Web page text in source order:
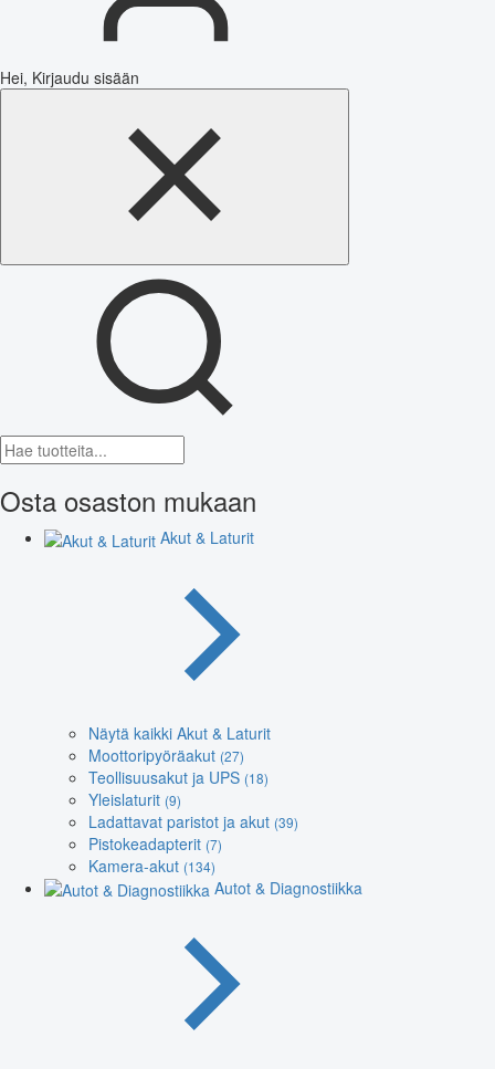
Hei, Kirjaudu sisään
Osta osaston mukaan
Akut & Laturit
Näytä kaikki Akut & Laturit
Moottoripyöräakut (27)
Teollisuusakut ja UPS (18)
Yleislaturit (9)
Ladattavat paristot ja akut (39)
Pistokeadapterit (7)
Kamera-akut (134)
Autot & Diagnostiikka